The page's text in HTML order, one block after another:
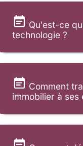
Qu'est-ce
technologie ?
Comment
immobilier à ses